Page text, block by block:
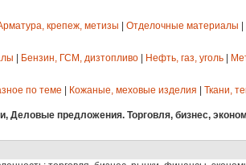
крепеж, метизы Отделочные материалы
Бензин, ГСМ, дизтопливо Нефть, газ, уголь
по теме Кожаные, меховые изделия Ткани,
Деловые предложения. Торговля, бизнес,